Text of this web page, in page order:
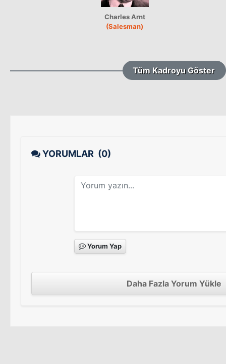
Charles Arnt
(Salesman)
Tüm Kadroyu Göster
YORUMLAR (0)
Yorum Yap
Daha Fazla Yorum Yükle